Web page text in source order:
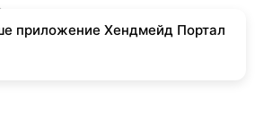
приложение Хендмейд Портал